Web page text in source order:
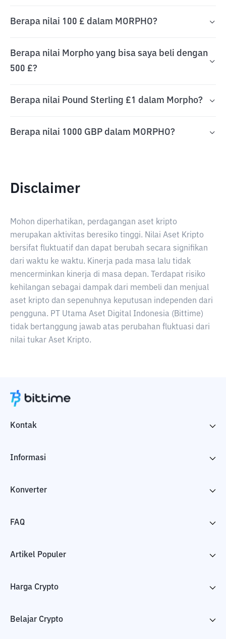
Berapa nilai 100 £ dalam MORPHO?
Berapa nilai Morpho yang bisa saya beli dengan
500 £?
Berapa nilai Pound Sterling £1 dalam Morpho?
Berapa nilai 1000 GBP dalam MORPHO?
Disclaimer
Mohon diperhatikan, perdagangan aset kripto
merupakan aktivitas beresiko tinggi. Nilai Aset Kripto
bersifat fluktuatif dan dapat berubah secara signifikan
dari waktu ke waktu. Kinerja pada masa lalu tidak
mencerminkan kinerja di masa depan. Terdapat risiko
kehilangan sebagai dampak dari membeli dan menjual
aset kripto dan sepenuhnya keputusan independen dari
pengguna. PT Utama Aset Digital Indonesia (Bittime)
tidak bertanggung jawab atas perubahan fluktuasi dari
nilai tukar Aset Kripto.
Kontak
Informasi
Konverter
FAQ
Artikel Populer
Harga Crypto
Belajar Crypto